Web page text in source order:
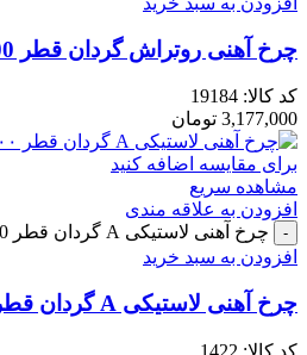
چرخ آهنی روتراش گردان قطر 200 میلی متر
کد کالا: 19184
3,177,000 تومان
برای مقایسه اضافه کنید
مشاهده سریع
افزودن به علاقه مندی
چرخ آهنی لاستیکی A گردان قطر 250 میلی متر عدد
افزودن به سبد خرید
چرخ آهنی لاستیکی A گردان قطر 250 میلی متر
کد کالا: 1422